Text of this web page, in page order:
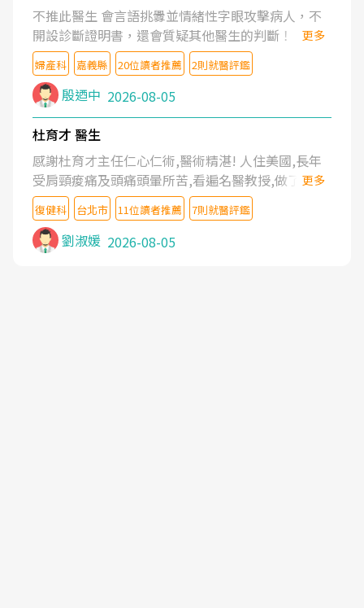
不推此醫生 會言語挑釁並情緒性字眼攻擊病人，不
開設診斷證明書，還會質疑其他醫生的判斷！
更多
婦產科 嘉義縣 20位讀者推薦 2則就醫評鑑
殷迺中 2026-08-05
杜育才 醫生
感謝杜育才主任仁心仁術,醫術精湛! 人住美國,長年
受肩頸痠痛及頭痛頭暈所苦,看遍名醫教授,做了各種
檢查,也嘗試過西醫打針,中醫針灸及物理徒手治療都
沒有用,後來連吃到嗎啡類止痛藥都效果有限,只是壓
症狀,沒多久就痛起來,多年失眠嚴重影響生活品質.
台灣親友介紹忠孝醫院杜育才主任是頸頭症候群專
更多
復健科 台北市 11位讀者推薦 7則就醫評鑑
劉淑媛 2026-08-05